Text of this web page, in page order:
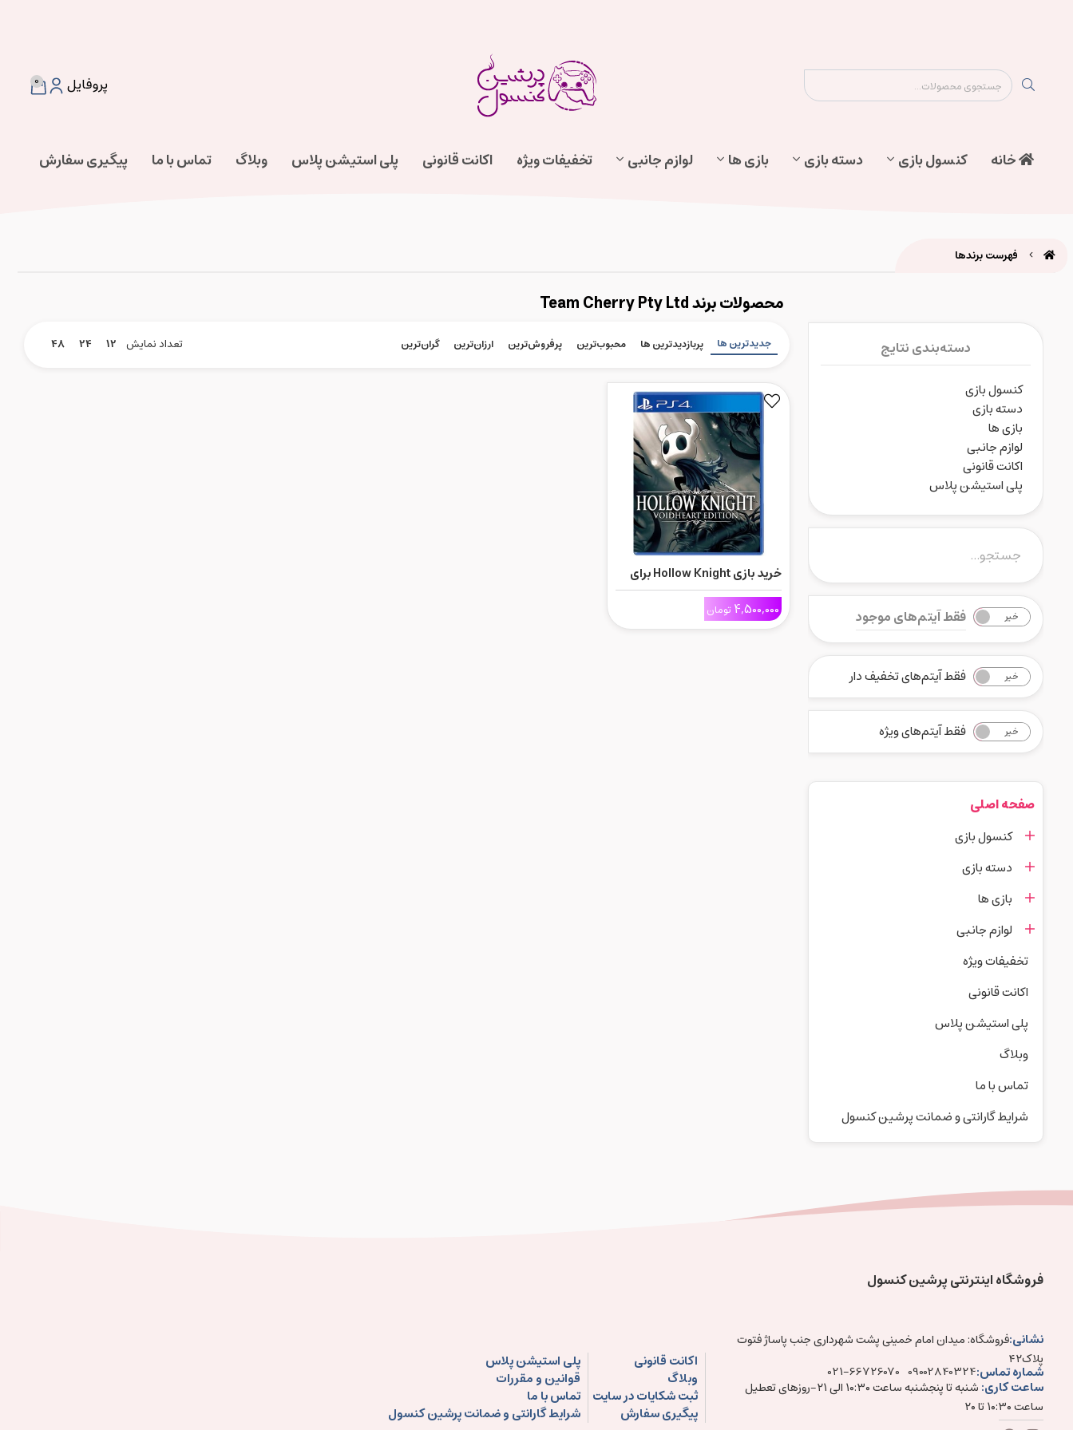
0 پروفایل
خانه کنسول بازی دسته بازی بازی ها لوازم جانبی تخفیفات ویژه اکانت قانونی پلی استیشن پلاس وبلاگ تماس با ما پیگیری سفارش
فهرست برندها
دسته‌بندی نتایج
کنسول بازی
دسته بازی
بازی ها
لوازم جانبی
اکانت قانونی
پلی استیشن پلاس
بله خیر فقط آیتم‌های موجود
بله خیر فقط آیتم‌های تخفیف دار
بله خیر فقط آیتم‌های ویژه
صفحه اصلی
کنسول بازی
دسته بازی
بازی ها
لوازم جانبی
تخفیفات ویژه
اکانت قانونی
پلی استیشن پلاس
وبلاگ
تماس با ما
شرایط گارانتی و ضمانت پرشین کنسول
محصولات برند Team Cherry Pty Ltd
جدیدترین ها پربازدیدترین ها محبوب‌‌ترین پرفروش‌ترین ارزان‌ترین گران‌ترین تعداد نمایش 12
24
48
خرید بازی Hollow Knight برای
Ps4
4,500,000تومان
فروشگاه اینترنتی پرشین کنسول
نشانی:فروشگاه: میدان امام خمینی پشت شهرداری جنب پاساژ فتوت
پلاک۴۲
شماره تماس:09002840324
021-66726070
ساعت کاری:
شنبه تا پنجشنبه ساعت ۱۰:۳۰ الی ۲۱-روزهای تعطیل
ساعت ۱۰:۳۰ تا ۲۰
اکانت قانونی
پلی استیشن پلاس
وبلاگ
قوانین و مقررات
ثبت شکایات در سایت
تماس با ما
پیگیری سفارش
شرایط گارانتی و ضمانت پرشین کنسول